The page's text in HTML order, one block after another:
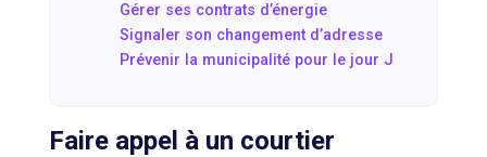
Gérer ses contrats d’énergie
Signaler son changement d’adresse
Prévenir la municipalité pour le jour J
Faire appel à un courtier